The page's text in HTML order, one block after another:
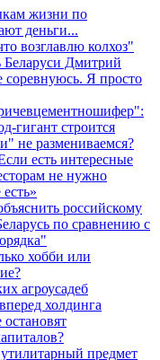
жизни по
деньги...
возглавлю колхоз"
Дмитрий
Я просто
гигант строится
не размениваемся?
есть интересные
не нужно
российскому
по сравнению с
хобби или
агроусадеб
холдинга
предмет